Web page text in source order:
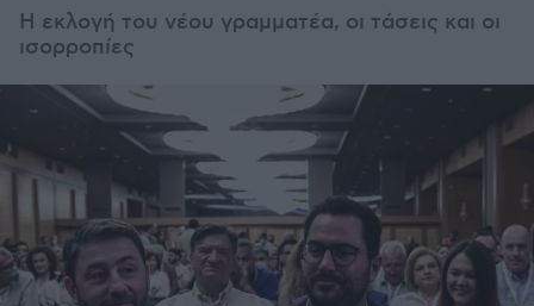
Η εκλογή του νέου γραμματέα, οι τάσεις και οι
ισορροπίες